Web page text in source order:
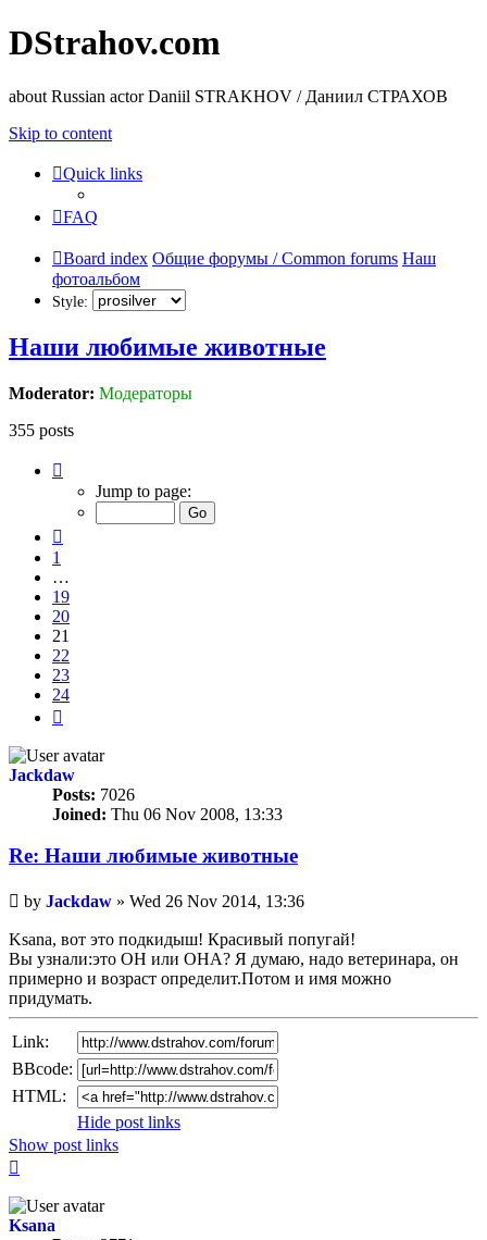
DStrahov.com
about Russian actor Daniil STRAKHOV / Даниил СТРАХОВ
Skip to content
Quick links
FAQ
Board index Общие форумы / Common forums Наш
фотоальбом
Style:
Наши любимые животные
Moderator: Модераторы
355 posts
21
Jump to page:
1
…
19
20
21
22
23
24
Jackdaw
Posts: 7026
Joined: Thu 06 Nov 2008, 13:33
Re: Наши любимые животные
Unread
post
by Jackdaw » Wed 26 Nov 2014, 13:36
Ksana, вот это подкидыш! Красивый попугай!
Вы узнали:это ОН или ОНА? Я думаю, надо ветеринара, он
примерно и возраст определит.Потом и имя можно
придумать.
Link:
BBcode:
HTML:
Hide post links
Show post links
Ksana